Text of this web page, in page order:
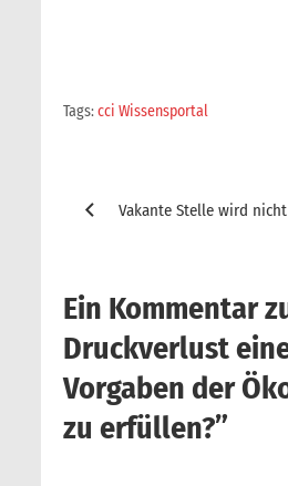
Tags:cci Wissensportal
Vakante Stelle wird
Ein Kommentar
Druckverlust
Vorgaben der
zu erfüllen?”